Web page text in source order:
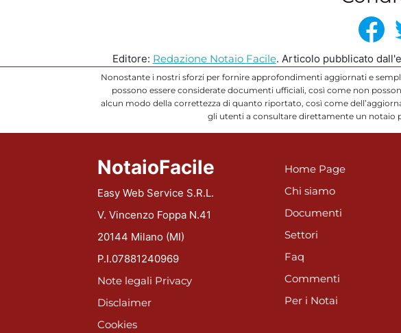
Editore: Redazione Notaio Facile. Articolo pubblicato
Nonostante i nostri sforzi per fornire approfondimenti aggiornati e
possono essere considerate documenti ufficiali, così come non
alcun modo della correttezza di quanto riportato, così come
gli utenti a consultare direttamente un notaio
NotaioFacile
Easy Web Service S.R.L.
V. Vincenzo Foppa N.41
20144 Milano (MI)
P.I.07881240969
Note legali Privacy
Disclaimer
Cookies
Home Page
Chi siamo
Documenti
Settori
Faq
Commenti
Per i Notai